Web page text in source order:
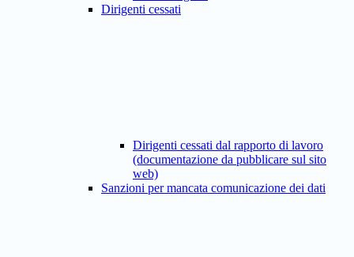
Dirigenti cessati
Dirigenti cessati dal rapporto di lavoro
(documentazione da pubblicare sul sito
web)
Sanzioni per mancata comunicazione dei dati